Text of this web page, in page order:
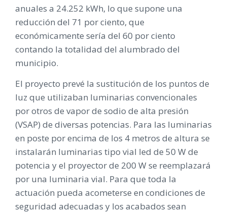
anuales a 24.252 kWh, lo que supone una
reducción del 71 por ciento, que
económicamente sería del 60 por ciento
contando la totalidad del alumbrado del
municipio.
El proyecto prevé la sustitución de los puntos de
luz que utilizaban luminarias convencionales
por otros de vapor de sodio de alta presión
(VSAP) de diversas potencias. Para las luminarias
en poste por encima de los 4 metros de altura se
instalarán luminarias tipo vial led de 50 W de
potencia y el proyector de 200 W se reemplazará
por una luminaria vial. Para que toda la
actuación pueda acometerse en condiciones de
seguridad adecuadas y los acabados sean